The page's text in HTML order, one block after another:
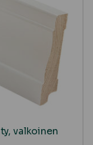
valkoinen